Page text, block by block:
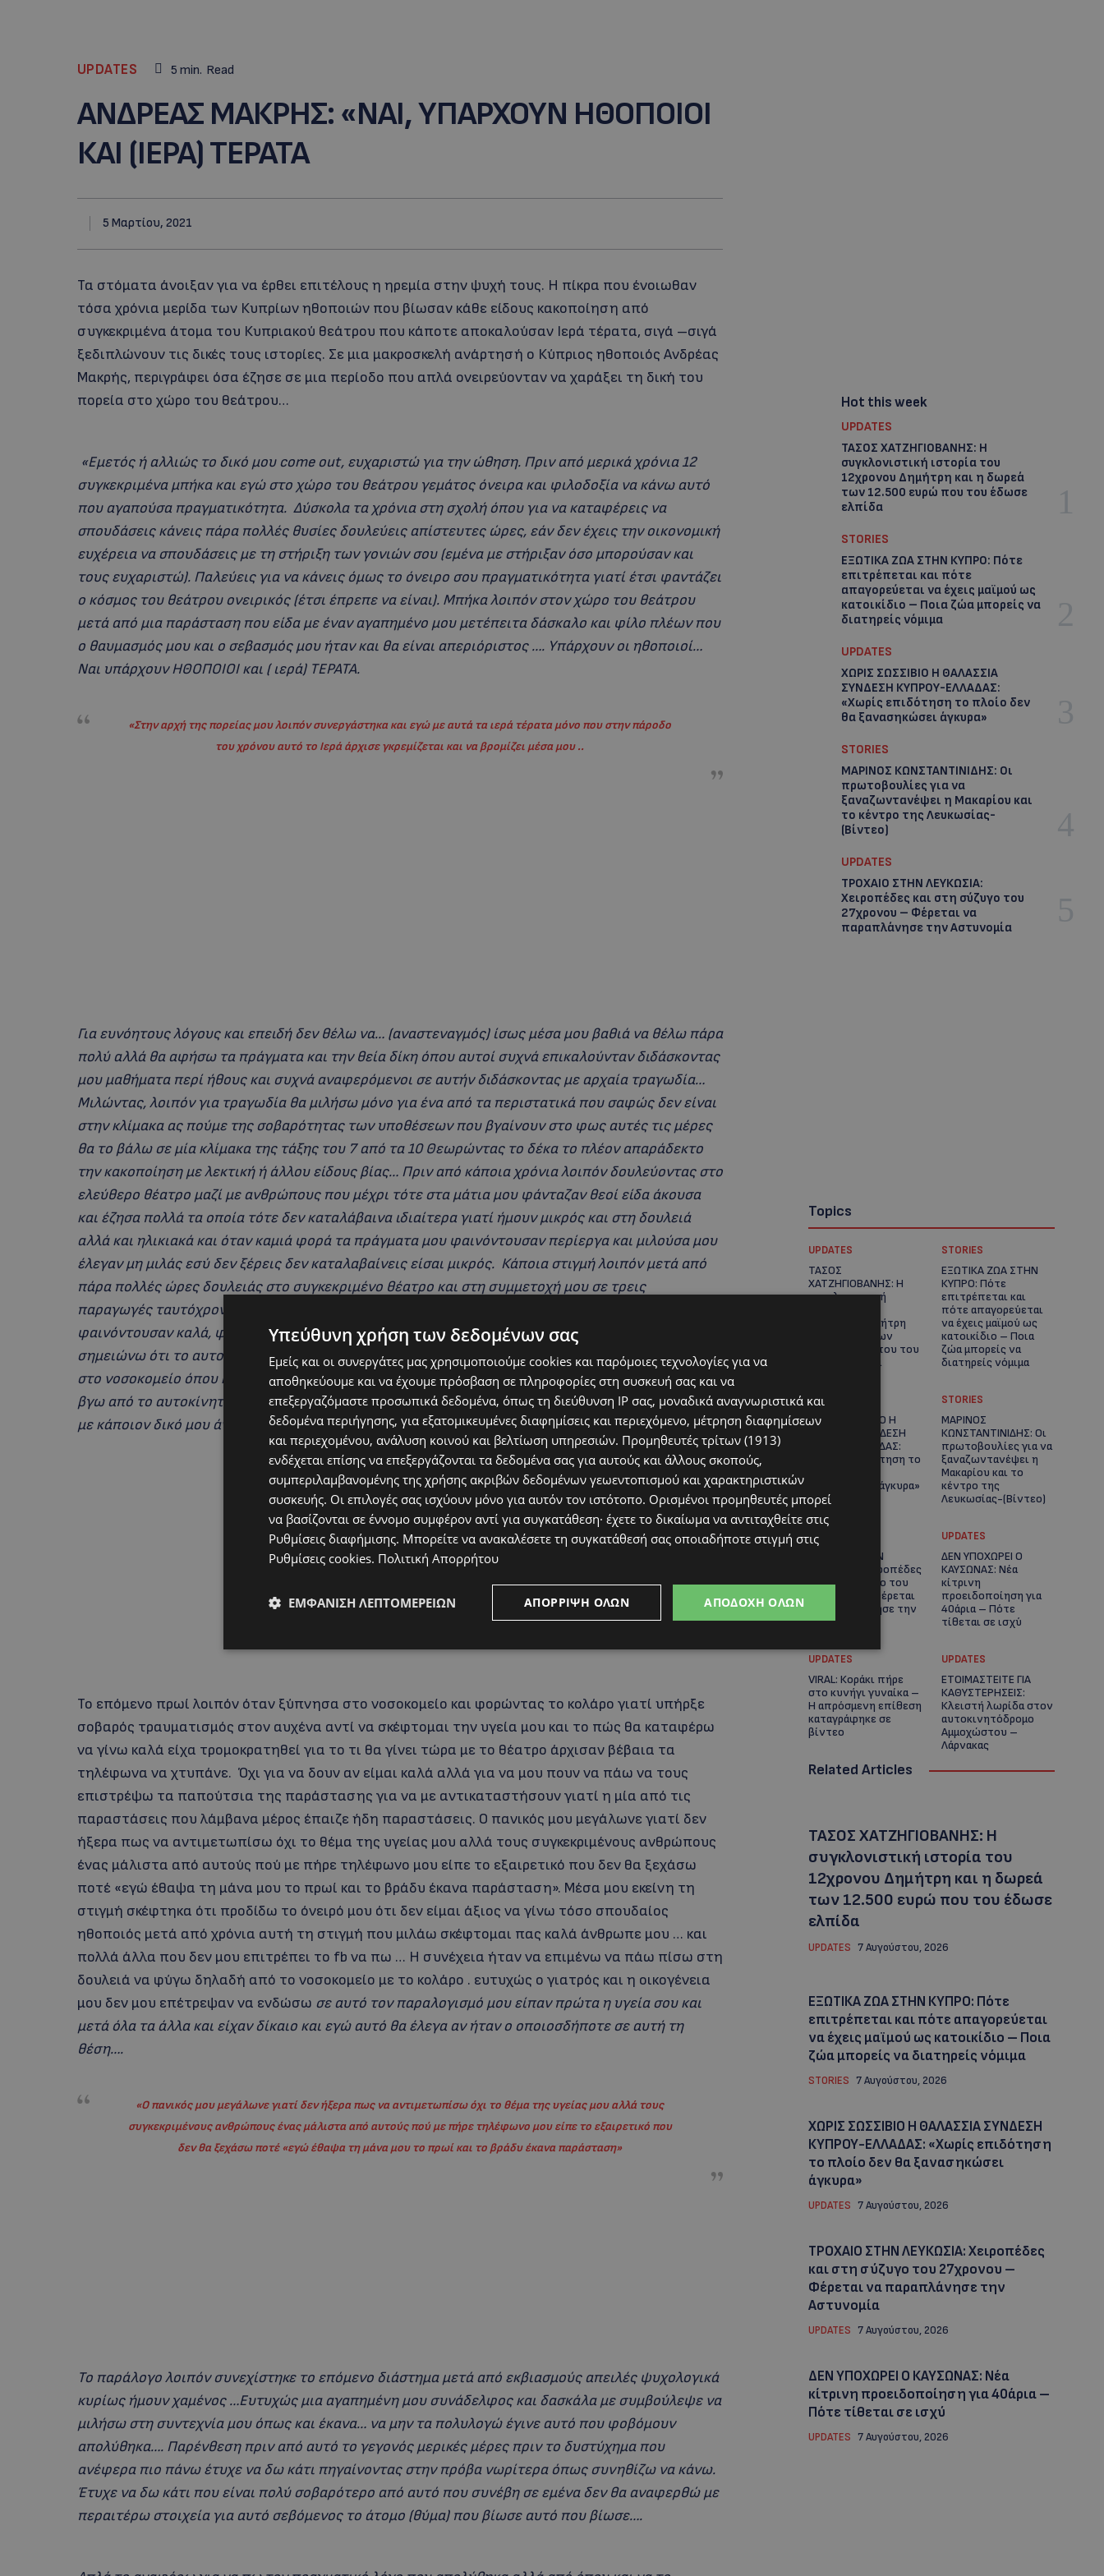
UPDATES 5 min. Read
ANΔΡΕΑΣ ΜΑΚΡΗΣ: «ΝΑΙ, ΥΠΑΡΧΟΥΝ ΗΘΟΠΟΙΟΙ
ΚΑΙ (ΙΕΡΑ) ΤΕΡΑΤΑ
5 Μαρτίου, 2021
Τα στόματα άνοιξαν για να έρθει επιτέλους η ηρεμία στην ψυχή τους. Η πίκρα που ένοιωθαν
τόσα χρόνια μερίδα των Κυπρίων ηθοποιών που βίωσαν κάθε είδους κακοποίηση από
συγκεκριμένα άτομα του Κυπριακού θεάτρου που κάποτε αποκαλούσαν Ιερά τέρατα, σιγά –σιγά
ξεδιπλώνουν τις δικές τους ιστορίες. Σε μια μακροσκελή ανάρτησή ο Κύπριος ηθοποιός Ανδρέας
Μακρής, περιγράφει όσα έζησε σε μια περίοδο που απλά ονειρεύονταν να χαράξει τη δική του
πορεία στο χώρο του θεάτρου…
«Εμετός ή αλλιώς το δικό μου come out, ευχαριστώ για την ώθηση. Πριν από μερικά χρόνια 12
συγκεκριμένα μπήκα και εγώ στο χώρο του θεάτρου γεμάτος όνειρα και φιλοδοξία να κάνω αυτό
που αγαπούσα πραγματικότητα. Δύσκολα τα χρόνια στη σχολή όπου για να καταφέρεις να
σπουδάσεις κάνεις πάρα πολλές θυσίες δουλεύεις απίστευτες ώρες, εάν δεν έχεις την οικονομική
ευχέρεια να σπουδάσεις με τη στήριξη των γονιών σου (εμένα με στήριξαν όσο μπορούσαν και
τους ευχαριστώ). Παλεύεις για να κάνεις όμως το όνειρο σου πραγματικότητα γιατί έτσι φαντάζει
ο κόσμος του θεάτρου ονειρικός (έτσι έπρεπε να είναι). Μπήκα λοιπόν στον χώρο του θεάτρου
μετά από μια παράσταση που είδα με έναν αγαπημένο μου μετέπειτα δάσκαλο και φίλο πλέων που
ο θαυμασμός μου και ο σεβασμός μου ήταν και θα είναι απεριόριστος …. Υπάρχουν οι ηθοποιοί…
Ναι υπάρχουν ΗΘΟΠΟΙΟΙ και ( ιερά) ΤΕΡΑΤΑ.
«Στην αρχή της πορείας μου λοιπόν συνεργάστηκα και εγώ με αυτά τα ιερά τέρατα μόνο που στην πάροδο
του χρόνου αυτό το Ιερά άρχισε γκρεμίζεται και να βρομίζει μέσα μου ..
Για ευνόητους λόγους και επειδή δεν θέλω να… (αναστεναγμός) ίσως μέσα μου βαθιά να θέλω πάρα
πολύ αλλά θα αφήσω τα πράγματα και την θεία δίκη όπου αυτοί συχνά επικαλούνταν διδάσκοντας
μου μαθήματα περί ήθους και συχνά αναφερόμενοι σε αυτήν διδάσκοντας με αρχαία τραγωδία…
Μιλώντας, λοιπόν για τραγωδία θα μιλήσω μόνο για ένα από τα περιστατικά που σαφώς δεν είναι
στην κλίμακα ας πούμε της σοβαρότητας των υποθέσεων που βγαίνουν στο φως αυτές τις μέρες
θα το βάλω σε μία κλίμακα της τάξης του 7 από τα 10 Θεωρώντας το δέκα το πλέον απαράδεκτο
την κακοποίηση με λεκτική ή άλλου είδους βίας… Πριν από κάποια χρόνια λοιπόν δουλεύοντας στο
ελεύθερο θέατρο μαζί με ανθρώπους που μέχρι τότε στα μάτια μου φάνταζαν θεοί είδα άκουσα
και έζησα πολλά τα οποία τότε δεν καταλάβαινα ιδιαίτερα γιατί ήμουν μικρός και στη δουλειά
αλλά και ηλικιακά και όταν καμιά φορά τα πράγματα μου φαινόντουσαν περίεργα και μιλούσα μου
έλεγαν μη μιλάς εσύ δεν ξέρεις δεν καταλαβαίνεις είσαι μικρός. Κάποια στιγμή λοιπόν μετά από
πάρα πολλές ώρες δουλειάς στο συγκεκριμένο θέατρο και στη συμμετοχή μου σε τρεις
παραγωγές ταυτόχρονα μετά από πάρα πολύ ψυχική και σωματική κόπωση ένα βράδυ όλα
φαινόντουσαν καλά, φεύγοντας από το θέατρο λοιπόν είχα ένα αυτοκινητιστικό δυστύχημα
σημειώνω ότι το αυτοκίνητό μου καταστράφηκε ολοσχερώς και εγώ μεταφέρθηκα εσπευσμένα
στο νοσοκομείο όπου και κρατήθηκα το πρώτο πράγμα που έκανα καταφέρνοντας ευτυχώς να
βγω από το αυτοκίνητο μέσα σε όλο αυτό τον πανικό ήταν να επικοινωνήσω με το θέατρο και όχι
με κάποιον δικό μου άνθρωπο γιατί ήταν μεγάλη υπόθεση να λείψω από πρόβα ή από παράσταση.
Το επόμενο πρωί λοιπόν όταν ξύπνησα στο νοσοκομείο και φορώντας το κολάρο γιατί υπήρξε
σοβαρός τραυματισμός στον αυχένα αντί να σκέφτομαι την υγεία μου και το πώς θα καταφέρω
να γίνω καλά είχα τρομοκρατηθεί για το τι θα γίνει τώρα με το θέατρο άρχισαν βέβαια τα
τηλέφωνα να χτυπάνε. Όχι για να δουν αν είμαι καλά αλλά για να μου πουν να πάω να τους
επιστρέψω τα παπούτσια της παράστασης για να με αντικαταστήσουν γιατί η μία από τις
παραστάσεις που λάμβανα μέρος έπαιζε ήδη παραστάσεις. Ο πανικός μου μεγάλωνε γιατί δεν
ήξερα πως να αντιμετωπίσω όχι το θέμα της υγείας μου αλλά τους συγκεκριμένους ανθρώπους
ένας μάλιστα από αυτούς πού με πήρε τηλέφωνο μου είπε το εξαιρετικό που δεν θα ξεχάσω
ποτέ «εγώ έθαψα τη μάνα μου το πρωί και το βράδυ έκανα παράσταση». Μέσα μου εκείνη τη
στιγμή σκέφτηκα ότι προδίδω το όνειρό μου ότι δεν είμαι άξιος να γίνω τόσο σπουδαίος
ηθοποιός μετά από χρόνια αυτή τη στιγμή που μιλάω σκέφτομαι πας καλά άνθρωπε μου … και
πολλά άλλα που δεν μου επιτρέπει το fb να πω … Η συνέχεια ήταν να επιμένω να πάω πίσω στη
δουλειά να φύγω δηλαδή από το νοσοκομείο με το κολάρο . ευτυχώς ο γιατρός και η οικογένεια
μου δεν μου επέτρεψαν να ενδώσω σε αυτό τον παραλογισμό μου είπαν πρώτα η υγεία σου και
μετά όλα τα άλλα και είχαν δίκαιο και εγώ αυτό θα έλεγα αν ήταν ο οποιοσδήποτε σε αυτή τη
θέση….
«Ο πανικός μου μεγάλωνε γιατί δεν ήξερα πως να αντιμετωπίσω όχι το θέμα της υγείας μου αλλά τους
συγκεκριμένους ανθρώπους ένας μάλιστα από αυτούς πού με πήρε τηλέφωνο μου είπε το εξαιρετικό που
δεν θα ξεχάσω ποτέ «εγώ έθαψα τη μάνα μου το πρωί και το βράδυ έκανα παράσταση»
Το παράλογο λοιπόν συνεχίστηκε το επόμενο διάστημα μετά από εκβιασμούς απειλές ψυχολογικά
κυρίως ήμουν χαμένος …Ευτυχώς μια αγαπημένη μου συνάδελφος και δασκάλα με συμβούλεψε να
μιλήσω στη συντεχνία μου όπως και έκανα… να μην τα πολυλογώ έγινε αυτό που φοβόμουν
απολύθηκα…. Παρένθεση πριν από αυτό το γεγονός μερικές μέρες πριν το δυστύχημα που
ανέφερα πιο πάνω έτυχε να δω κάτι πηγαίνοντας στην πρόβα νωρίτερα όπως συνηθίζω να κάνω.
Έτυχε να δω κάτι που είναι πολύ σοβαρότερο από αυτό που συνέβη σε εμένα δεν θα αναφερθώ με
περαιτέρω στοιχεία για αυτό σεβόμενος το άτομο (θύμα) που βίωσε αυτό που βίωσε….
Hot this week
UPDATES
ΤΑΣΟΣ ΧΑΤΖΗΓΙΟΒΑΝΗΣ: Η
συγκλονιστική ιστορία του
12χρονου Δημήτρη και η δωρεά
των 12.500 ευρώ που του έδωσε
ελπίδα
STORIES
ΕΞΩΤΙΚΑ ΖΩΑ ΣΤΗΝ ΚΥΠΡΟ: Πότε
επιτρέπεται και πότε
απαγορεύεται να έχεις μαϊμού ως
κατοικίδιο – Ποια ζώα μπορείς να
διατηρείς νόμιμα
UPDATES
ΧΩΡΙΣ ΣΩΣΣΙΒΙΟ Η ΘΑΛΑΣΣΙΑ
ΣΥΝΔΕΣΗ ΚΥΠΡΟΥ-ΕΛΛΑΔΑΣ:
«Χωρίς επιδότηση το πλοίο δεν
θα ξανασηκώσει άγκυρα»
STORIES
ΜΑΡΙΝΟΣ ΚΩΝΣΤΑΝΤΙΝΙΔΗΣ: Οι
πρωτοβουλίες για να
ξαναζωντανέψει η Μακαρίου και
το κέντρο της Λευκωσίας-
(Βίντεο)
UPDATES
ΤΡΟΧΑΙΟ ΣΤΗΝ ΛΕΥΚΩΣΙΑ:
Χειροπέδες και στη σύζυγο του
27χρονου – Φέρεται να
παραπλάνησε την Αστυνομία
Topics
UPDATES
ΤΑΣΟΣ
ΧΑΤΖΗΓΙΟΒΑΝΗΣ: Η
συγκλονιστική
12χρονου Δημήτρη
και η δωρεά των
12.500 ευρώ που του
έδωσε ελπίδα
STORIES
ΕΞΩΤΙΚΑ ΖΩΑ ΣΤΗΝ
ΚΥΠΡΟ: Πότε
επιτρέπεται και
πότε απαγορεύεται
να έχεις μαϊμού ως
κατοικίδιο – Ποια
ζώα μπορείς να
διατηρείς νόμιμα
UPDATES
ΧΩΡΙΣ ΣΩΣΣΙΒΙΟ Η
ΘΑΛΑΣΣΙΑ ΣΥΝΔΕΣΗ
ΚΥΠΡΟΥ-ΕΛΛΑΔΑΣ:
«Χωρίς επιδότηση το
ξανασηκώσει άγκυρα»
STORIES
ΜΑΡΙΝΟΣ
ΚΩΝΣΤΑΝΤΙΝΙΔΗΣ: Οι
πρωτοβουλίες για να
ξαναζωντανέψει η
Μακαρίου και το
κέντρο της
Λευκωσίας-(Βίντεο)
UPDATES
ΤΡΟΧΑΙΟ ΣΤΗΝ
ΛΕΥΚΩΣΙΑ: Χειροπέδες
και στη σύζυγο του
27χρονου – Φέρεται
να παραπλάνησε την
Αστυνομία
UPDATES
ΔΕΝ ΥΠΟΧΩΡΕΙ Ο
ΚΑΥΣΩΝΑΣ: Νέα
κίτρινη
προειδοποίηση για
40άρια – Πότε
τίθεται σε ισχύ
UPDATES
VIRAL: Κοράκι πήρε
στο κυνήγι γυναίκα –
Η απρόσμενη επίθεση
καταγράφηκε σε
βίντεο
UPDATES
ΕΤΟΙΜΑΣΤΕΙΤΕ ΓΙΑ
ΚΑΘΥΣΤΕΡΗΣΕΙΣ:
Κλειστή λωρίδα στον
αυτοκινητόδρομο
Αμμοχώστου –
Λάρνακας
Related Articles
ΤΑΣΟΣ ΧΑΤΖΗΓΙΟΒΑΝΗΣ: Η
συγκλονιστική ιστορία του
12χρονου Δημήτρη και η δωρεά
των 12.500 ευρώ που του έδωσε
ελπίδα
UPDATES 7 Αυγούστου, 2026
ΕΞΩΤΙΚΑ ΖΩΑ ΣΤΗΝ ΚΥΠΡΟ: Πότε
επιτρέπεται και πότε απαγορεύεται
να έχεις μαϊμού ως κατοικίδιο – Ποια
ζώα μπορείς να διατηρείς νόμιμα
STORIES 7 Αυγούστου, 2026
ΧΩΡΙΣ ΣΩΣΣΙΒΙΟ Η ΘΑΛΑΣΣΙΑ ΣΥΝΔΕΣΗ
ΚΥΠΡΟΥ-ΕΛΛΑΔΑΣ: «Χωρίς επιδότηση
το πλοίο δεν θα ξανασηκώσει
άγκυρα»
UPDATES 7 Αυγούστου, 2026
ΤΡΟΧΑΙΟ ΣΤΗΝ ΛΕΥΚΩΣΙΑ: Χειροπέδες
και στη σύζυγο του 27χρονου –
Φέρεται να παραπλάνησε την
Αστυνομία
UPDATES 7 Αυγούστου, 2026
ΔΕΝ ΥΠΟΧΩΡΕΙ Ο ΚΑΥΣΩΝΑΣ: Νέα
κίτρινη προειδοποίηση για 40άρια –
Πότε τίθεται σε ισχύ
UPDATES 7 Αυγούστου, 2026
Υπεύθυνη χρήση των δεδομένων σας
Εμείς και οι συνεργάτες μας χρησιμοποιούμε cookies και παρόμοιες τεχνολογίες για να
αποθηκεύουμε και να έχουμε πρόσβαση σε πληροφορίες στη συσκευή σας και να
επεξεργαζόμαστε προσωπικά δεδομένα, όπως τη διεύθυνση IP σας, μοναδικά αναγνωριστικά και
δεδομένα περιήγησης, για εξατομικευμένες διαφημίσεις και περιεχόμενο, μέτρηση διαφημίσεων
και περιεχομένου, ανάλυση κοινού και βελτίωση υπηρεσιών. Προμηθευτές τρίτων (1913)
ενδέχεται επίσης να επεξεργάζονται τα δεδομένα σας για αυτούς και άλλους σκοπούς,
συμπεριλαμβανομένης της χρήσης ακριβών δεδομένων γεωεντοπισμού και χαρακτηριστικών
συσκευής. Οι επιλογές σας ισχύουν μόνο για αυτόν τον ιστότοπο. Ορισμένοι προμηθευτές μπορεί
να βασίζονται σε έννομο συμφέρον αντί για συγκατάθεση· έχετε το δικαίωμα να αντιταχθείτε στις
Ρυθμίσεις διαφήμισης. Μπορείτε να ανακαλέσετε τη συγκατάθεσή σας οποιαδήποτε στιγμή στις
Ρυθμίσεις cookies. Πολιτική Απορρήτου
ΑΠΟΔΟΧΉ ΌΛΩΝ
ΑΠΌΡΡΙΨΗ ΌΛΩΝ
ΕΜΦΆΝΙΣΗ ΛΕΠΤΟΜΕΡΕΙΏΝ